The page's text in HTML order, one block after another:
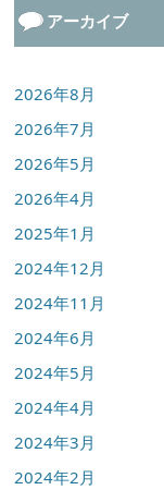
アーカイブ
2026年8月
2026年7月
2026年5月
2026年4月
2025年1月
2024年12月
2024年11月
2024年6月
2024年5月
2024年4月
2024年3月
2024年2月